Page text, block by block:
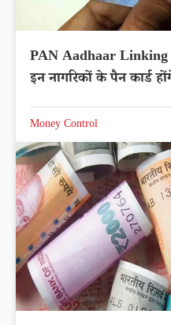
PAN Aadhaar
इन नागरिकों के पैन कार्ड
Money Control